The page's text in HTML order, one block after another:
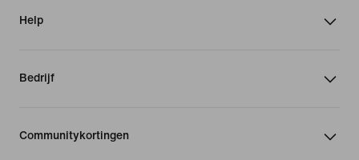
Help
Bedrijf
Communitykortingen